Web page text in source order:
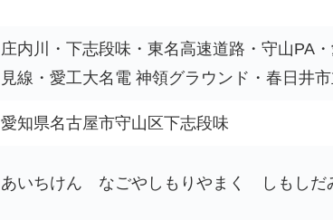
庄内川・下志段味・東名高速道路・守山PA
見線・愛工大名電 神領グラウンド・春日井
愛知県名古屋市守山区下志段味
あいちけん なごやしもりやまく しもしだ